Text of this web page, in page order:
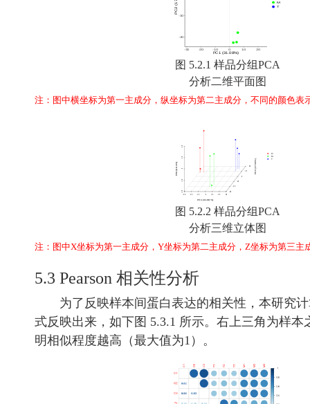
图 5.2.1 样品分组PCA
分析二维平面图
注：图中横坐标为第一主成分，纵坐标为第二主成分，不同的颜色
图 5.2.2 样品分组PCA
分析三维立体图
注：图中X坐标为第一主成分，Y坐标为第二主成分，Z坐标为第三
5.3 Pearson 相关性分析
为了反映样本间蛋白表达的相关性，本研究计
式反映出来，如下图 5.3.1 所示。右上三角为样
明相似程度越高（最大值为1）。